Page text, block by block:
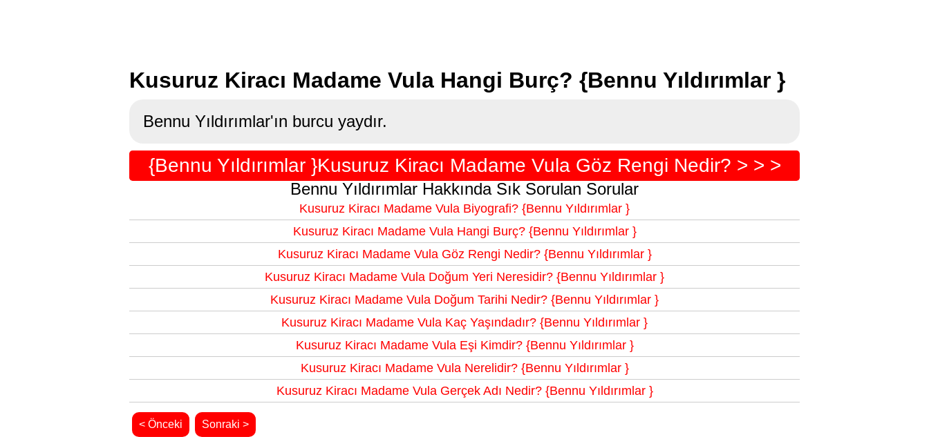
Kusuruz Kiracı Madame Vula Hangi Burç? {Bennu Yıldırımlar }
Bennu Yıldırımlar'ın burcu yaydır.
{Bennu Yıldırımlar }Kusuruz Kiracı Madame Vula Göz Rengi Nedir? > > >
Bennu Yıldırımlar Hakkında Sık Sorulan Sorular
Kusuruz Kiracı Madame Vula Biyografi? {Bennu Yıldırımlar }
Kusuruz Kiracı Madame Vula Hangi Burç? {Bennu Yıldırımlar }
Kusuruz Kiracı Madame Vula Göz Rengi Nedir? {Bennu Yıldırımlar }
Kusuruz Kiracı Madame Vula Doğum Yeri Neresidir? {Bennu Yıldırımlar }
Kusuruz Kiracı Madame Vula Doğum Tarihi Nedir? {Bennu Yıldırımlar }
Kusuruz Kiracı Madame Vula Kaç Yaşındadır? {Bennu Yıldırımlar }
Kusuruz Kiracı Madame Vula Eşi Kimdir? {Bennu Yıldırımlar }
Kusuruz Kiracı Madame Vula Nerelidir? {Bennu Yıldırımlar }
Kusuruz Kiracı Madame Vula Gerçek Adı Nedir? {Bennu Yıldırımlar }
< Önceki Sonraki >